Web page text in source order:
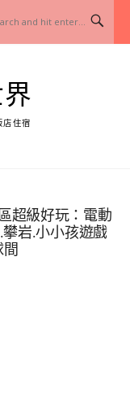
住宿
超級好玩：電動
岩.小小孩遊戲
間